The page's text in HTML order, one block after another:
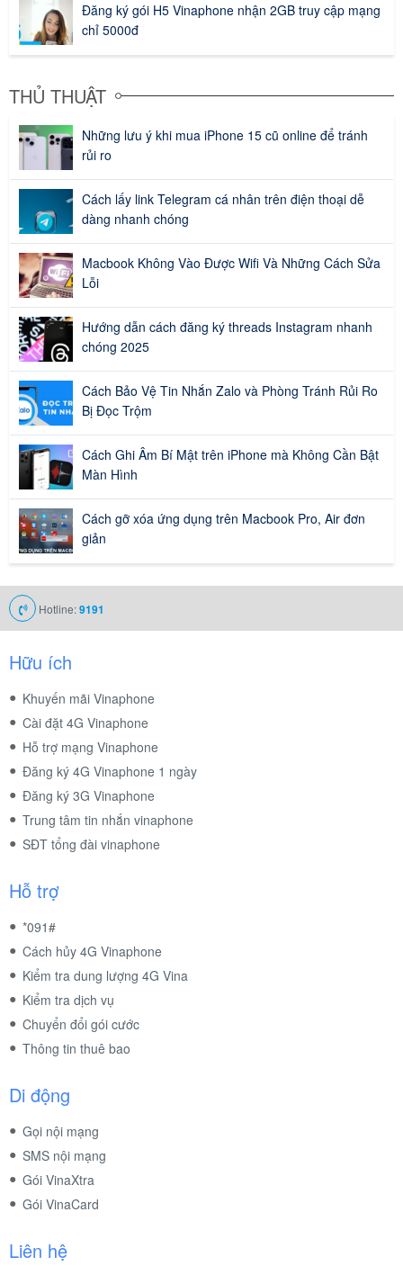
Đăng ký gói H5 Vinaphone nhận 2GB truy cập mạng
chỉ 5000đ
THỦ THUẬT
Những lưu ý khi mua iPhone 15 cũ online để tránh
rủi ro
Cách lấy link Telegram cá nhân trên điện thoại dễ
dàng nhanh chóng
Macbook Không Vào Được Wifi Và Những Cách Sửa
Lỗi
Hướng dẫn cách đăng ký threads Instagram nhanh
chóng 2025
Cách Bảo Vệ Tin Nhắn Zalo và Phòng Tránh Rủi Ro
Bị Đọc Trộm
Cách Ghi Âm Bí Mật trên iPhone mà Không Cần Bật
Màn Hình
Cách gỡ xóa ứng dụng trên Macbook Pro, Air đơn
giản
Hotline:9191
Hữu ích
Khuyến mãi Vinaphone
Cài đặt 4G Vinaphone
Hỗ trợ mạng Vinaphone
Đăng ký 4G Vinaphone 1 ngày
Đăng ký 3G Vinaphone
Trung tâm tin nhắn vinaphone
SĐT tổng đài vinaphone
Hỗ trợ
*091#
Cách hủy 4G Vinaphone
Kiểm tra dung lượng 4G Vina
Kiểm tra dịch vụ
Chuyển đổi gói cước
Thông tin thuê bao
Di động
Gọi nội mạng
SMS nội mạng
Gói VinaXtra
Gói VinaCard
Liên hệ